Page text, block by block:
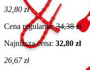
32,80 zł
Cena regularna:34,38 zł
Najniższa cena: 32,80 zł
26,67 zł